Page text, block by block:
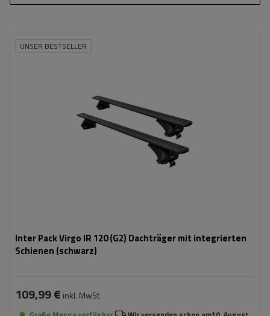
UNSER BESTSELLER
Inter Pack Virgo IR 120 (G2) Dachträger mit integrierten
Schienen (schwarz)
109,99 € inkl. MwSt